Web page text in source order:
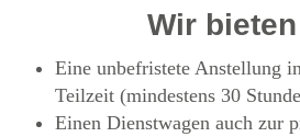
Wir
Eine unbefristete Anstellung
Teilzeit (mindestens 30
Einen Dienstwagen auch zur